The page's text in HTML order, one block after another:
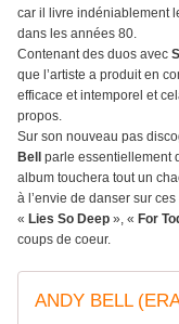
car il livre indéniablement
dans les années 80.
Contenant des duos avec
que l’artiste a produit en
efficace et intemporel et
propos.
Sur son nouveau pas
Bell parle essentiellement
album touchera tout un
à l’envie de danser sur
« Lies So Deep », « For
coups de coeur.